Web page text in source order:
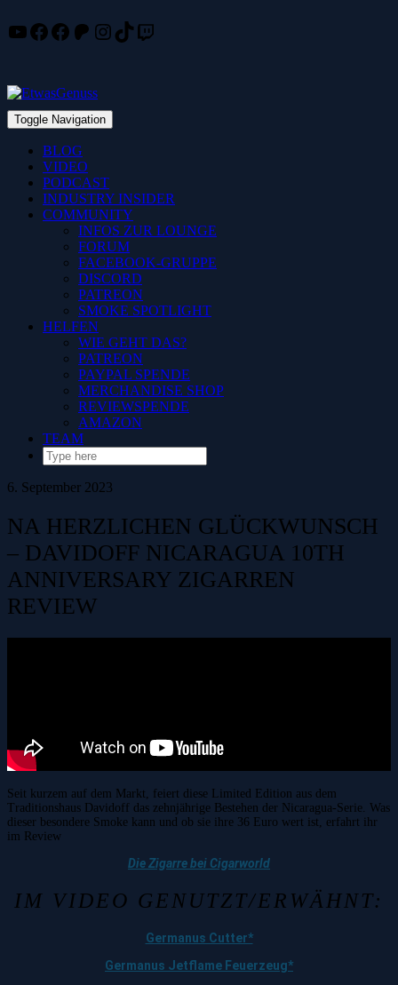
Skip
YouTube
Facebook
Facebook
Patreon
Instagram
TikTok
Twitch
Toggle Navigation
BLOG
VIDEO
PODCAST
INDUSTRY INSIDER
COMMUNITY
INFOS ZUR LOUNGE
FORUM
FACEBOOK-GRUPPE
DISCORD
PATREON
SMOKE SPOTLIGHT
HELFEN
WIE GEHT DAS?
PATREON
PAYPAL SPENDE
MERCHANDISE SHOP
REVIEWSPENDE
AMAZON
TEAM
6. September 2023
NA HERZLICHEN GLÜCKWUNSCH
– DAVIDOFF NICARAGUA 10TH
ANNIVERSARY ZIGARREN
REVIEW
Seit kurzem auf dem Markt, feiert diese Limited Edition aus dem
Traditionshaus Davidoff das zehnjährige Bestehen der Nicaragua-Serie. Was
dieser besondere Smoke kann und ob sie ihre 36 Euro wert ist, erfahrt ihr
im Review
Die Zigarre bei Cigarworld
IM VIDEO GENUTZT/ERWÄHNT:
Germanus Cutter*
Germanus Jetflame Feuerzeug*